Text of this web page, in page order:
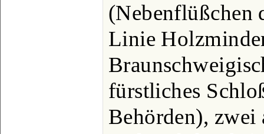
(Nebenflüßchen
Linie
fürstliches
Behörden), zwei